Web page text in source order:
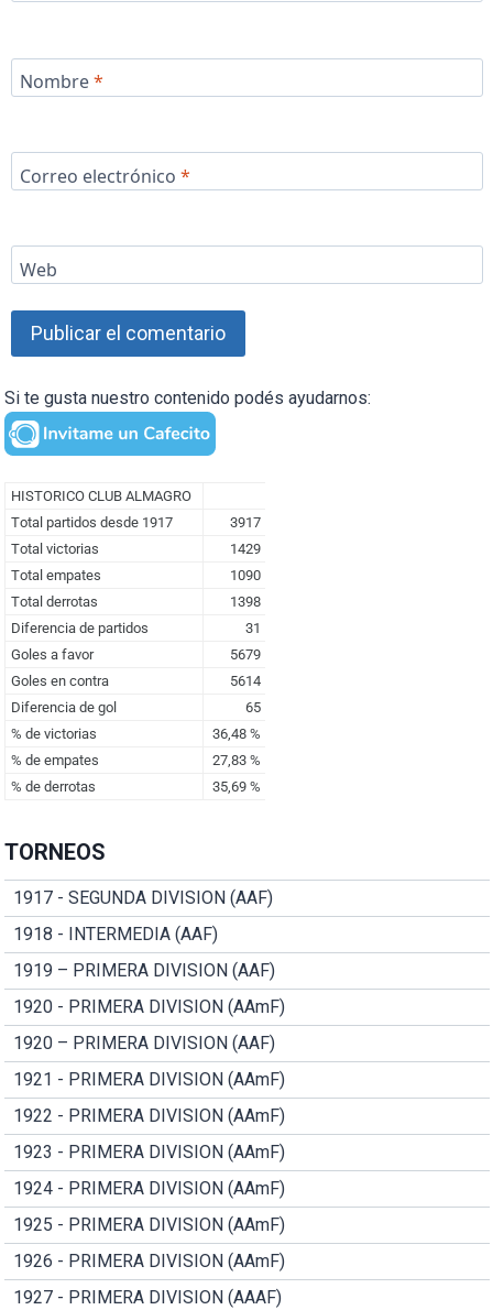
Nombre*
Correo electrónico *
Web
Si te gusta nuestro contenido podés ayudarnos:
TORNEOS
1917 - SEGUNDA DIVISION (AAF)
1918 - INTERMEDIA (AAF)
1919 – PRIMERA DIVISION (AAF)
1920 - PRIMERA DIVISION (AAmF)
1920 – PRIMERA DIVISION (AAF)
1921 - PRIMERA DIVISION (AAmF)
1922 - PRIMERA DIVISION (AAmF)
1923 - PRIMERA DIVISION (AAmF)
1924 - PRIMERA DIVISION (AAmF)
1925 - PRIMERA DIVISION (AAmF)
1926 - PRIMERA DIVISION (AAmF)
1927 - PRIMERA DIVISION (AAAF)